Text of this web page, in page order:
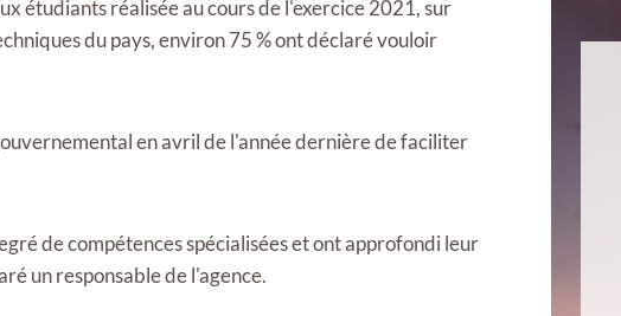
étudiants réalisée au cours de l'exercice 2021, sur
du pays, environ 75 % ont déclaré vouloir
en avril de l'année dernière de faciliter
de compétences spécialisées et ont approfondi leur
un responsable de l'agence.